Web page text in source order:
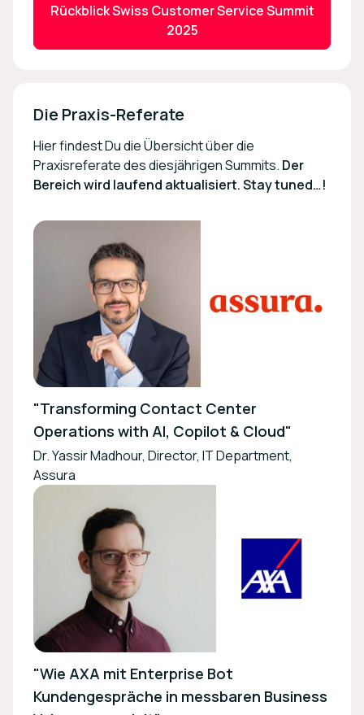
Rückblick Swiss Customer Service Summit
2025
Die Praxis-Referate
Hier findest Du die Übersicht über die
Praxisreferate des diesjährigen Summits. Der
Bereich wird laufend aktualisiert. Stay tuned…!
"Transforming Contact Center
Operations with AI, Copilot & Cloud"
Dr. Yassir Madhour, Director, IT Department,
Assura
"Wie AXA mit Enterprise Bot
Kundengespräche in messbaren Business